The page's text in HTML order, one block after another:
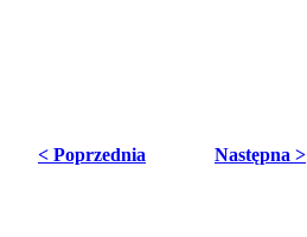
< Poprzednia Następna >